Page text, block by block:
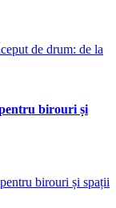
birouri și